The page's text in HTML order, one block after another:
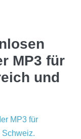
MP3 für
und
MP3 für
Schweiz.